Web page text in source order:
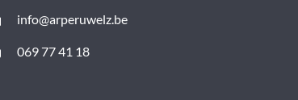
info@arperuwelz.be
069 77 41 18